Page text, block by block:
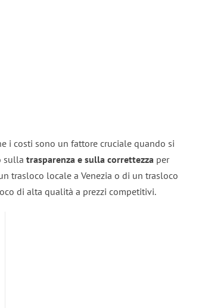
i costi sono un fattore cruciale quando si
sulla trasparenza e sulla correttezza per
trasloco locale a Venezia o di un trasloco
di alta qualità a prezzi competitivi.